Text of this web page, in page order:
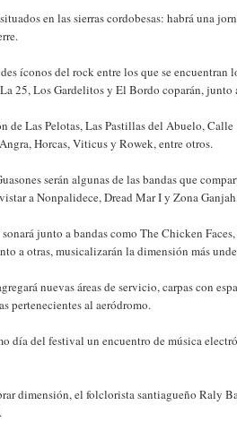
en las sierras cordobesas: habrá una
íconos del rock entre los que se
25, Los Gardelitos y El Bordo coparán,
de Las Pelotas, Las Pastillas del Abuelo,
Horcas, Viticus y Rowek, entre otros.
serán algunas de las bandas que
a Nonpalidece, Dread Mar I y Zona
junto a bandas como The Chicken
a otras, musicalizarán la dimensión más
nuevas áreas de servicio, carpas con
pertenecientes al aeródromo.
día del festival un encuentro de música
dimensión, el folclorista santiagueño Raly